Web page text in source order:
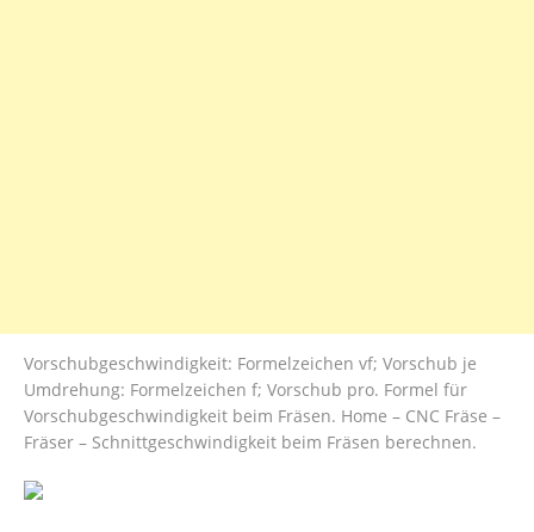
Vorschubgeschwindigkeit: Formelzeichen vf; Vorschub je
Umdrehung: Formelzeichen f; Vorschub pro. Formel für
Vorschubgeschwindigkeit beim Fräsen. Home – CNC Fräse –
Fräser – Schnittgeschwindigkeit beim Fräsen berechnen.